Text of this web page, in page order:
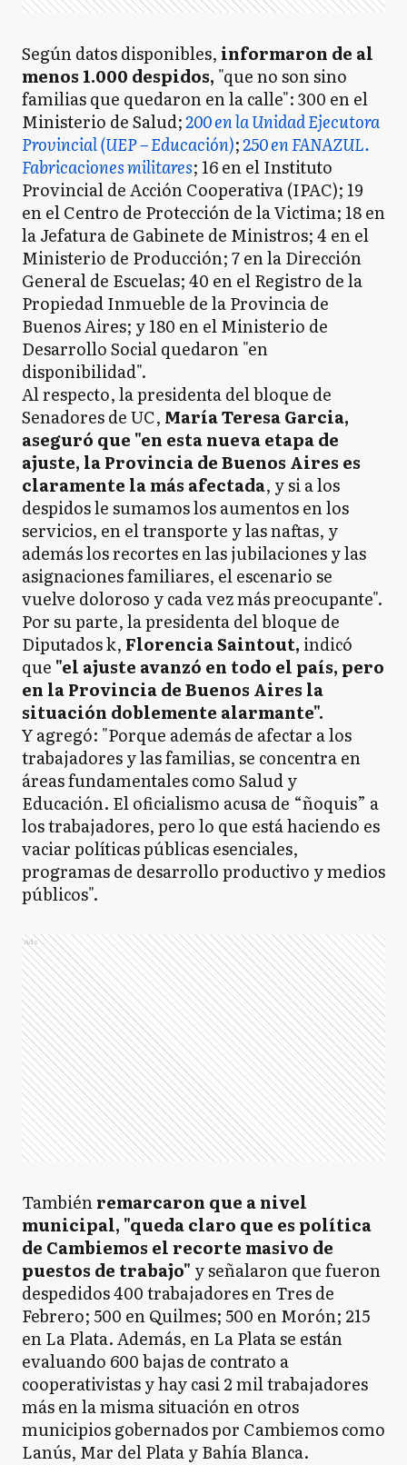
Según datos disponibles, informaron de al
menos 1.000 despidos, "que no son sino
familias que quedaron en la calle": 300 en el
Ministerio de Salud;200 en la Unidad Ejecutora
Provincial (UEP – Educación);250 en FANAZUL.
Fabricaciones militares; 16 en el Instituto
Provincial de Acción Cooperativa (IPAC); 19
en el Centro de Protección de la Victima; 18 en
la Jefatura de Gabinete de Ministros; 4 en el
Ministerio de Producción; 7 en la Dirección
General de Escuelas; 40 en el Registro de la
Propiedad Inmueble de la Provincia de
Buenos Aires; y 180 en el Ministerio de
Desarrollo Social quedaron "en
disponibilidad".
Al respecto, la presidenta del bloque de
Senadores de UC, María Teresa Garcia,
aseguró que "en esta nueva etapa de
ajuste, la Provincia de Buenos Aires es
claramente la más afectada, y si a los
despidos le sumamos los aumentos en los
servicios, en el transporte y las naftas, y
además los recortes en las jubilaciones y las
asignaciones familiares, el escenario se
vuelve doloroso y cada vez más preocupante".
Por su parte, la presidenta del bloque de
Diputados k, Florencia Saintout, indicó
que "el ajuste avanzó en todo el país, pero
en la Provincia de Buenos Aires la
situación doblemente alarmante".
Y agregó: "Porque además de afectar a los
trabajadores y las familias, se concentra en
áreas fundamentales como Salud y
Educación. El oficialismo acusa de “ñoquis” a
los trabajadores, pero lo que está haciendo es
vaciar políticas públicas esenciales,
programas de desarrollo productivo y medios
públicos".
Ads
Tambiénremarcaron que a nivel
municipal, "queda claro que es política
de Cambiemos el recorte masivo de
puestos de trabajo" y señalaron que fueron
despedidos 400 trabajadores en Tres de
Febrero; 500 en Quilmes; 500 en Morón; 215
en La Plata. Además, en La Plata se están
evaluando 600 bajas de contrato a
cooperativistas y hay casi 2 mil trabajadores
más en la misma situación en otros
municipios gobernados por Cambiemos como
Lanús, Mar del Plata y Bahía Blanca.